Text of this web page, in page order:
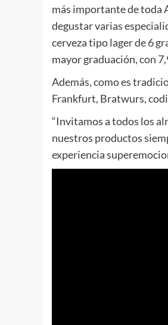
más importante de toda
degustar varias
cerveza tipo lager de 6
mayor graduación, con
Además, como es
Frankfurt, Bratwurs,
“Invitamos a todos los
nuestros productos
experiencia